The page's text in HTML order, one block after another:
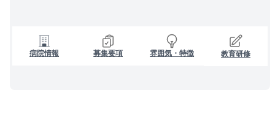
病院情報 募集要項 雰囲気・特徴 教育研修